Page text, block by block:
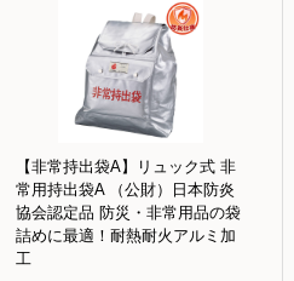
【非常持出袋A】リュック式 非
常用持出袋A （公財）日本防炎
協会認定品 防災・非常用品の袋
詰めに最適！耐熱耐火アルミ加
工